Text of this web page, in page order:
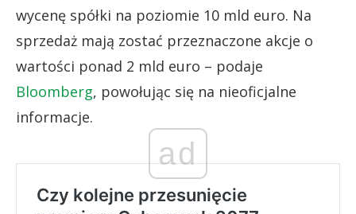
wycenę spółki na poziomie 10 mld euro. Na
sprzedaż mają zostać przeznaczone akcje o
wartości ponad 2 mld euro – podaje
Bloomberg, powołując się na nieoficjalne
informacje.
ad